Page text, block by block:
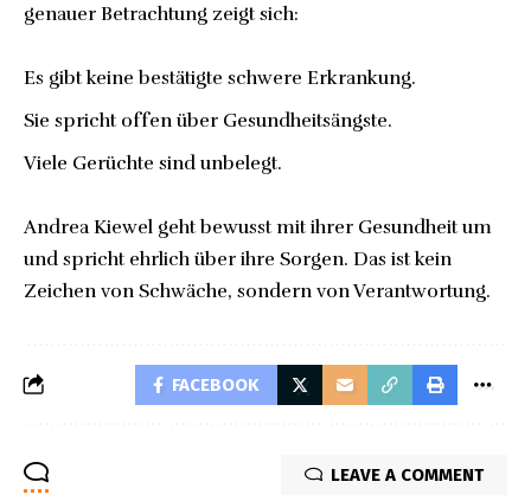
genauer Betrachtung zeigt sich:
Es gibt keine bestätigte schwere Erkrankung.
Sie spricht offen über Gesundheitsängste.
Viele Gerüchte sind unbelegt.
Andrea Kiewel geht bewusst mit ihrer Gesundheit um
und spricht ehrlich über ihre Sorgen. Das ist kein
Zeichen von Schwäche, sondern von Verantwortung.
FACEBOOK
LEAVE A COMMENT